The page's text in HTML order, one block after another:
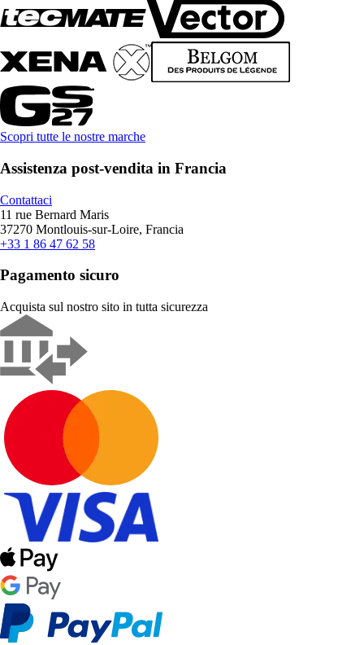
Scopri tutte le nostre marche
Assistenza post-vendita in Francia
Contattaci
11 rue Bernard Maris
37270 Montlouis-sur-Loire, Francia
+33 1 86 47 62 58
Pagamento sicuro
Acquista sul nostro sito in tutta sicurezza